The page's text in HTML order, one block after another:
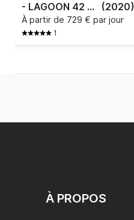
- LAGOON 42 2020 (2020)
À partir de 729 € par jour
1
À PROPOS